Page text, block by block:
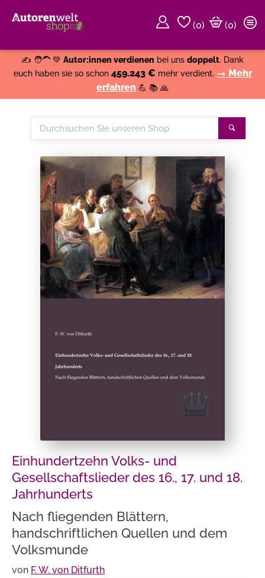
(0)
(0)
✍️ 🧑‍🦱 💚 Autor:innen verdienen bei uns doppelt. Dank
euch haben sie so schon 459.243 € mehr verdient. → Mehr
erfahren 💪 📚 🙏
Durchsuchen
Sie
Shop
Einhundertzehn Volks- und
Gesellschaftslieder des 16., 17. und 18.
Jahrhunderts
Nach fliegenden Blättern,
handschriftlichen Quellen und dem
Volksmunde
von F. W. von Ditfurth